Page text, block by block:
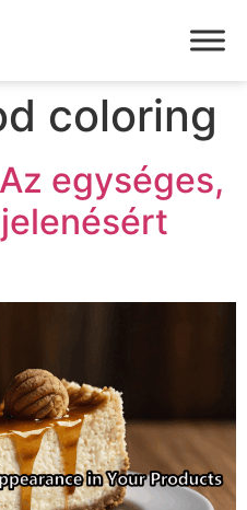
coloring
egységes,